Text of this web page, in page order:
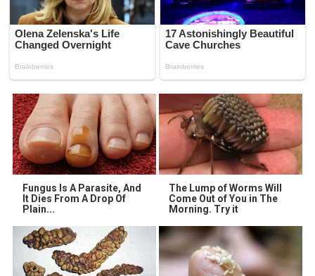
Fungus Is A Parasite, And
It Dies From A Drop Of
Plain...
The Lump of Worms Will
Come Out of You in The
Morning. Try it